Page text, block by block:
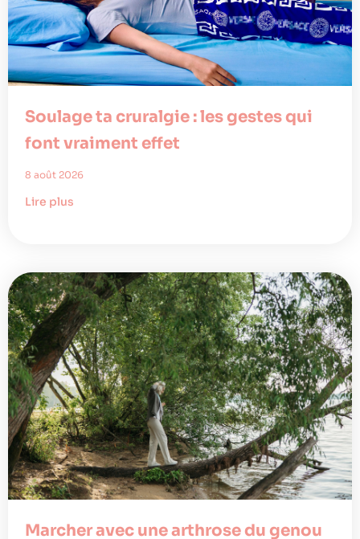
Soulage ta cruralgie : les gestes qui
font vraiment effet
8 août 2026
Lire plus
Marcher avec une arthrose du genou